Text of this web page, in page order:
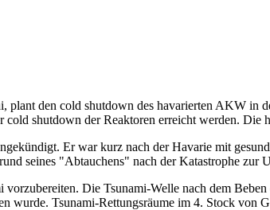
den cold shutdown des havarierten AKW in
shutdown der Reaktoren erreicht werden.
Er war kurz nach der Havarie mit
seines "Abtauchens" nach der Katastrophe
Die Tsunami-Welle nach dem
wurde. Tsunami-Rettungsräume im 4. Stock von